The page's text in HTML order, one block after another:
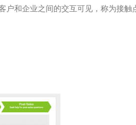
户和企业之间的交互可见，称为接触